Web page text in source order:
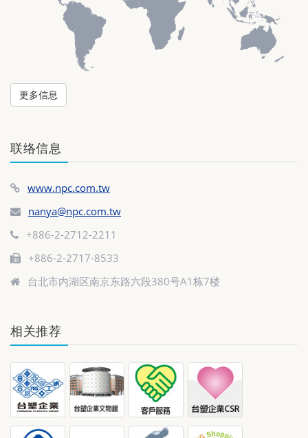
更多信息
联络信息
www.npc.com.tw
nanya@npc.com.tw
+886-2-2712-2211
+886-2-2717-8533
台北市内湖区南京东路六段380号A1栋7楼
相关推荐